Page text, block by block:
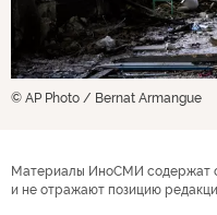
© AP Photo / Bernat Armangue
Материалы ИноСМИ содержат
и не отражают позицию